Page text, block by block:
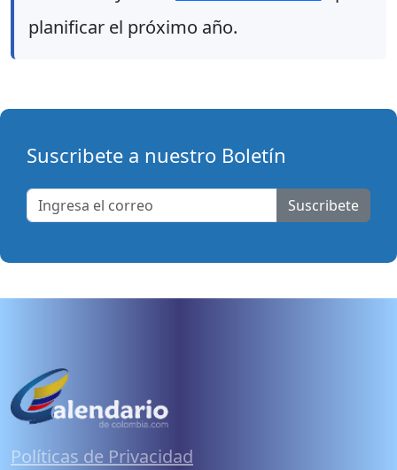
planificar el próximo año.
Suscribete a nuestro Boletín
Suscribete
Políticas de Privacidad